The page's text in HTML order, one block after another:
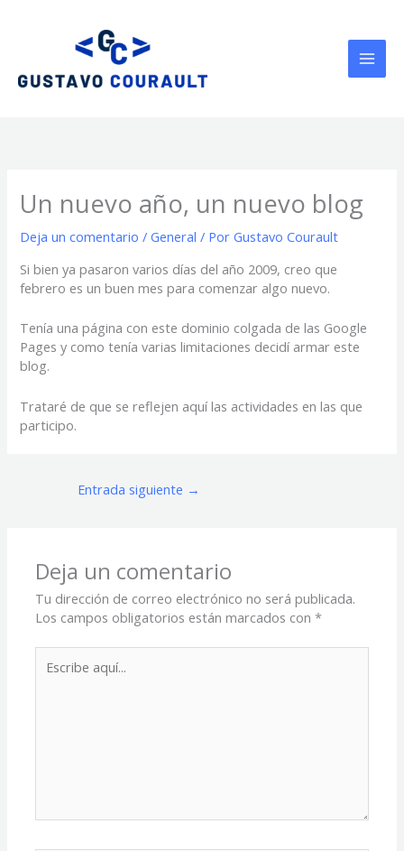
Un nuevo año, un nuevo blog
Deja un comentario /General / PorGustavo Courault
Si bien ya pasaron varios días del año 2009, creo que
febrero es un buen mes para comenzar algo nuevo.
Tenía una página con este dominio colgada de las Google
Pages y como tenía varias limitaciones decidí armar este
blog.
Trataré de que se reflejen aquí las actividades en las que
participo.
Entrada siguiente →
Deja un comentario
Tu dirección de correo electrónico no será publicada.
Los campos obligatorios están marcados con*
aquí...